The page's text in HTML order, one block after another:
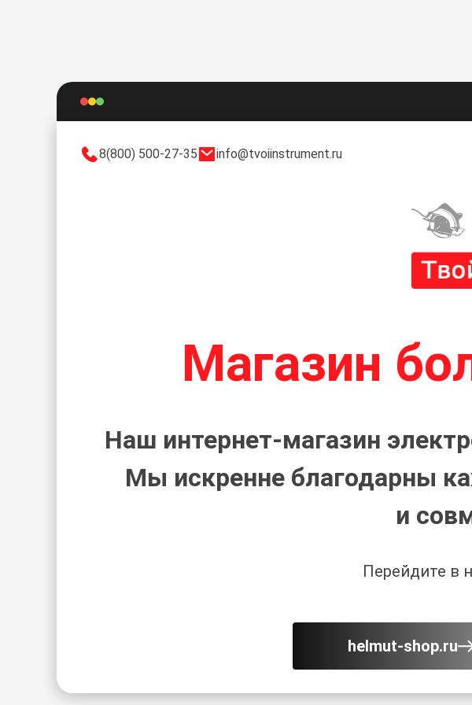
8(800) 500-27-35 info@tvoiinstrument.ru
Магазин
Наш интернет-магазин
Мы искренне благодарны
и
Перейдите в
helmut-shop.ru